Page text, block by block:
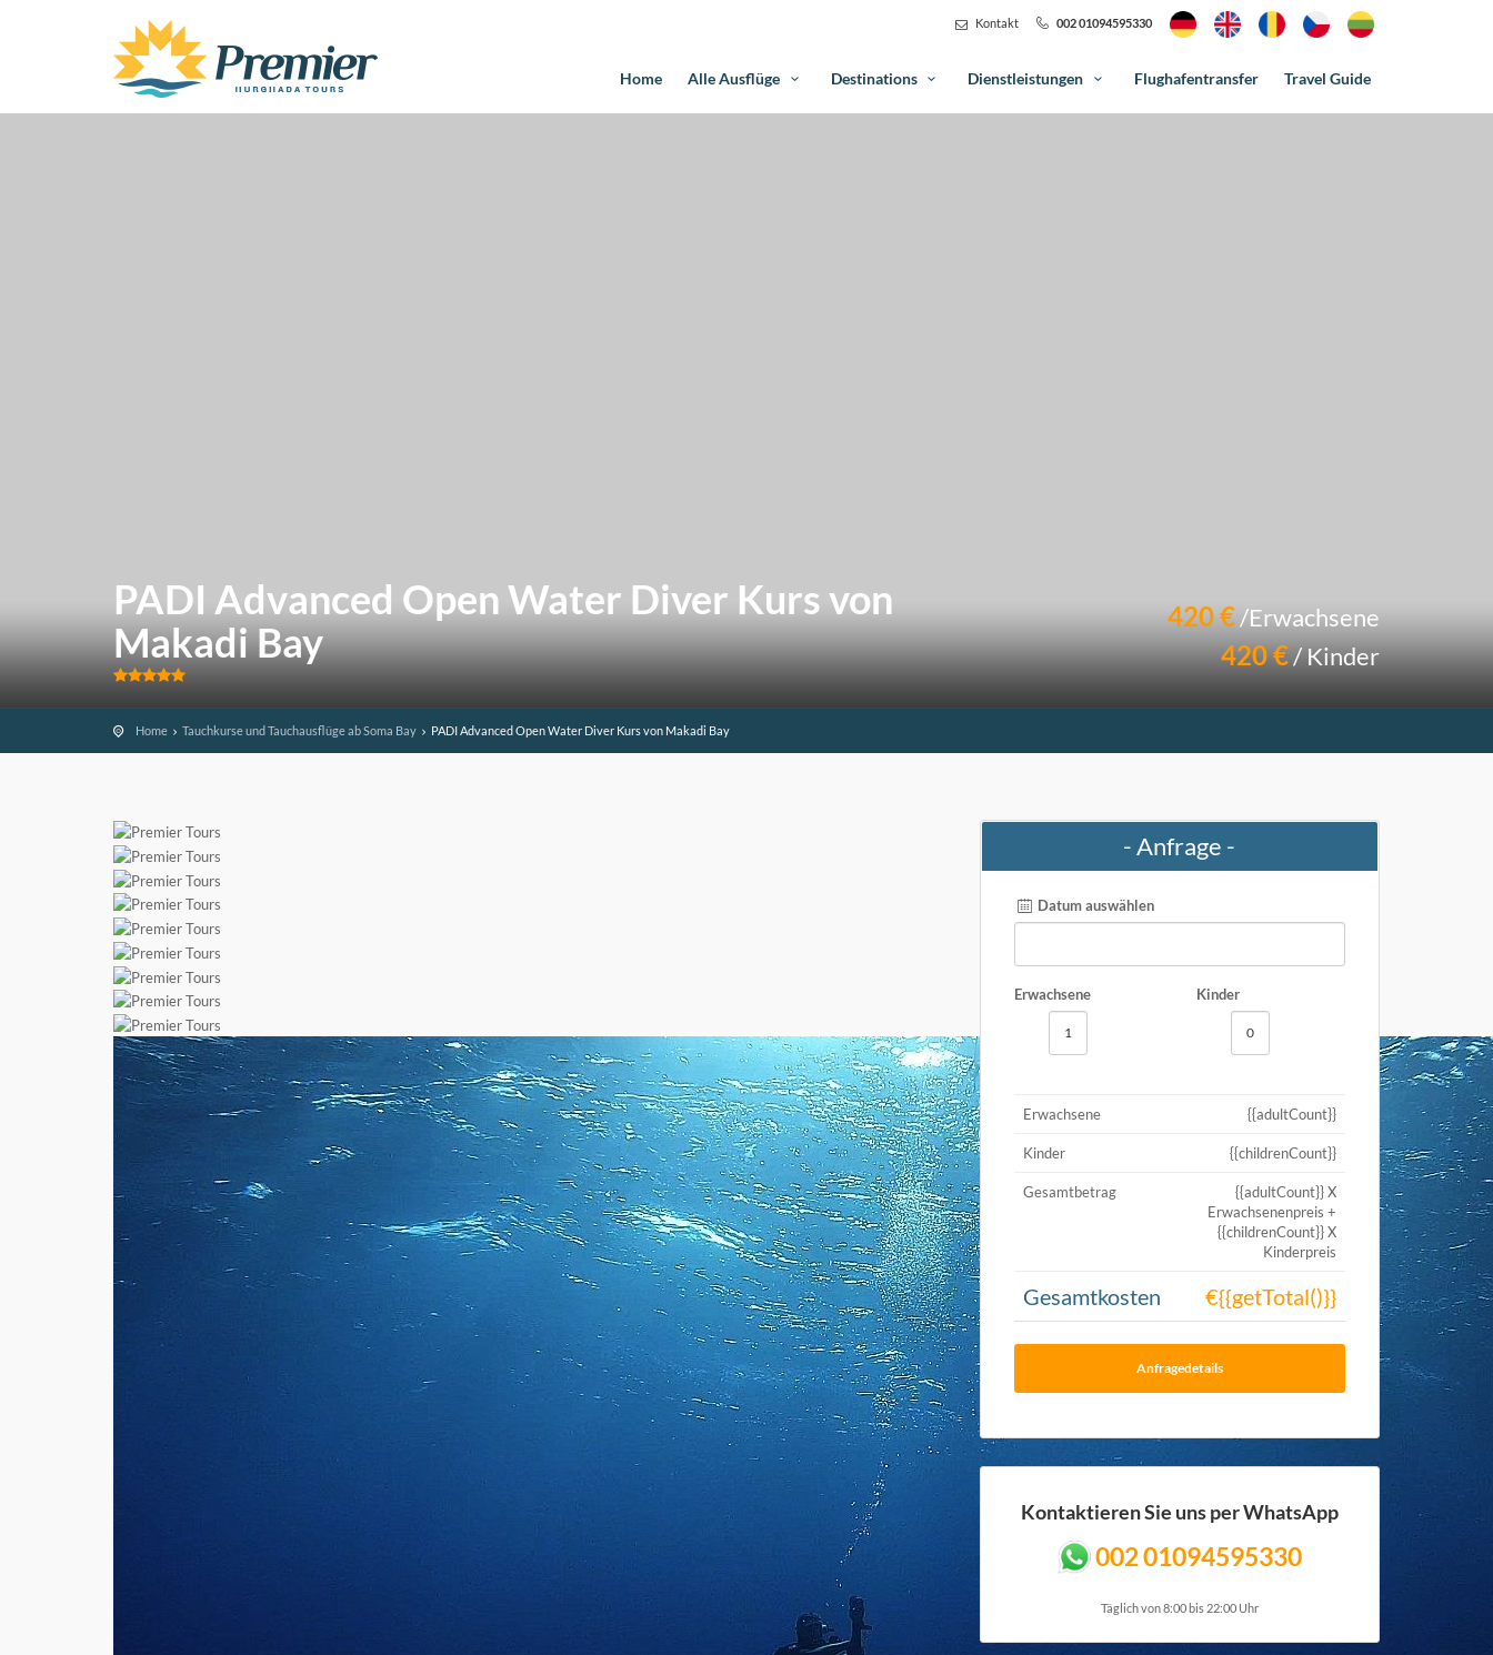
Kontakt 002 01094595330
Home Alle Ausflüge Destinations Dienstleistungen Flughafentransfer Travel Guide
PADI Advanced Open Water Diver Kurs von
Makadi Bay
420 €/Erwachsene
420 €/ Kinder
Home Tauchkurse und Tauchausflüge ab Soma Bay PADI Advanced Open Water Diver Kurs von Makadi Bay
- Anfrage -
Datum auswählen
Erwachsene Kinder
Erwachsene {{adultCount}}
Kinder {{childrenCount}}
Gesamtbetrag
{{adultCount}} X
Erwachsenenpreis +
{{childrenCount}} X
Kinderpreis
Gesamtkosten €{{getTotal()}}
Anfragedetails
Kontaktieren Sie uns per WhatsApp
002 01094595330
Täglich von 8:00 bis 22:00 Uhr